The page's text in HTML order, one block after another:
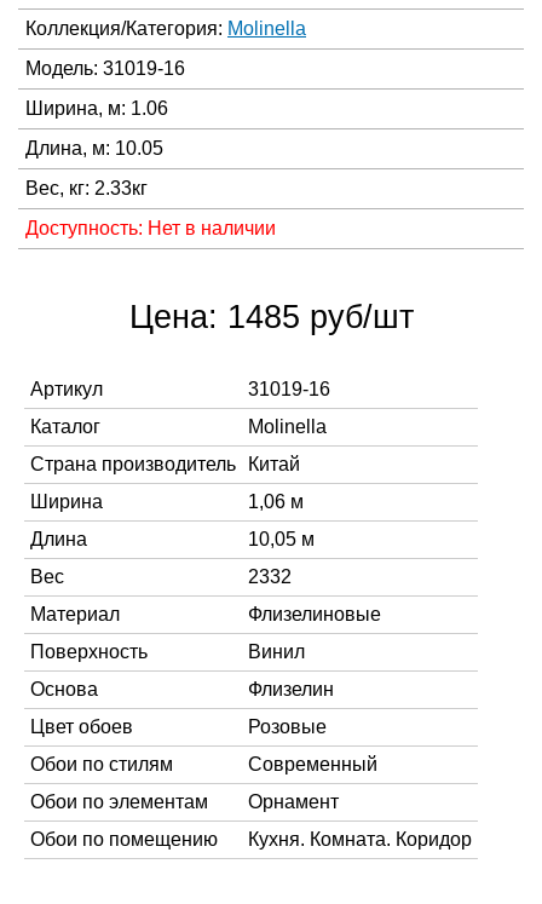
Коллекция/Категория: Molinella
Модель: 31019-16
Ширина, м: 1.06
Длина, м: 10.05
Вес, кг: 2.33кг
Доступность: Нет в наличии
Цена: 1485 руб/шт
Артикул
31019-16
Каталог
Molinella
Страна производитель
Китай
Ширина
1,06 м
Длина
10,05 м
Вес
2332
Материал
Флизелиновые
Поверхность
Винил
Основа
Флизелин
Цвет обоев
Розовые
Обои по стилям
Современный
Обои по элементам
Орнамент
Обои по помещению
Кухня. Комната. Коридор